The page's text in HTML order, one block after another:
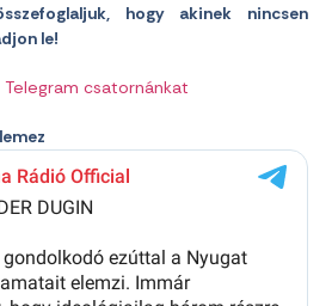
hogy akinek nincsen
le!
Telegram csatornánkat